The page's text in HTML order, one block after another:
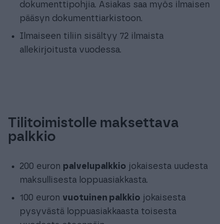
dokumenttipohjia. Asiakas saa myös ilmaisen
pääsyn dokumenttiarkistoon.
Ilmaiseen tiliin sisältyy 72 ilmaista
allekirjoitusta vuodessa.
Tilitoimistolle maksettava
palkkio
200 euron palvelupalkkio jokaisesta uudesta
maksullisesta loppuasiakkasta.
100 euron vuotuinen palkkio jokaisesta
pysyvästä loppuasiakkaasta toisesta